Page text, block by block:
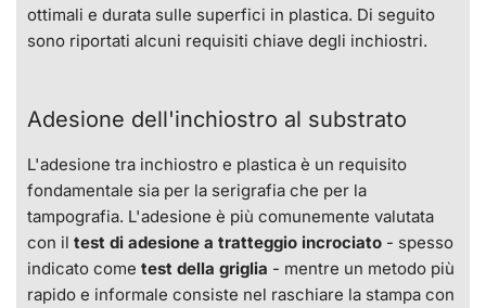
ottimali e durata sulle superfici in plastica. Di seguito
sono riportati alcuni requisiti chiave degli inchiostri.
Adesione dell'inchiostro al substrato
L'adesione tra inchiostro e plastica è un requisito
fondamentale sia per la serigrafia che per la
tampografia. L'adesione è più comunemente valutata
con il test di adesione a tratteggio incrociato - spesso
indicato come test della griglia - mentre un metodo più
rapido e informale consiste nel raschiare la stampa con